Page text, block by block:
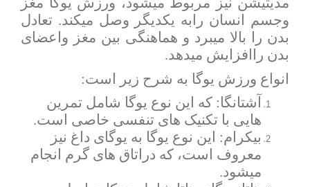
وجسم انسان رابه یکدیگر وصل میکند. تعادل
بدن را بالا میبرد و هماهنگی بین مغز واعضای
بدن راافزایش میدهد.
انواع ورزش یوگا به شرح زیر است:
آشتانگا: که این نوع یوگا شامل تمرین
هایی با تکنیک های تنفسی خاصی است.
بیکرام: این نوع یوگا به یوگای داغ نیز
معروف است، که دراتاق های گرم انجام
میشود.